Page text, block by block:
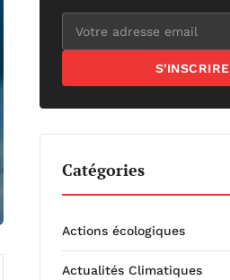
S'INSCRIRE
Catégories
Actions écologiques
Actualités Climatiques